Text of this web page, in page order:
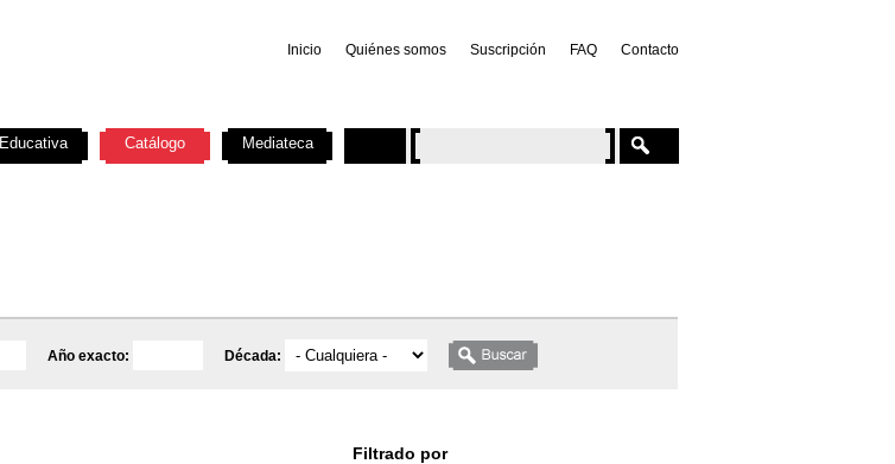
Inicio Quiénes somos Suscripción FAQ Contacto
Año exacto: Década:
Filtrado por
Educativa Catálogo Mediateca